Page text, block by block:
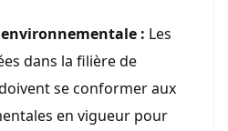
: Les
dans la filière de
se conformer aux
en vigueur pour